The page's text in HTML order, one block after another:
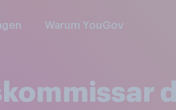
Warum YouGov